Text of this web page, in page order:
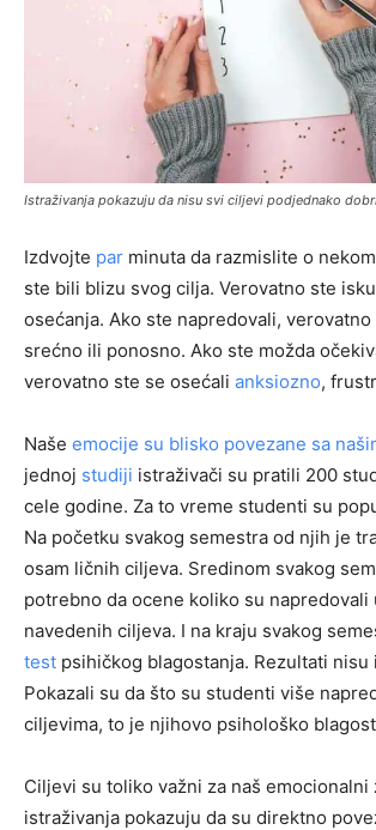
Istraživanja pokazuju da nisu svi ciljevi podjednako
Izdvojte par minuta da razmislite o
ste bili blizu svog cilja. Verovatno ste
osećanja. Ako ste napredovali,
srećno ili ponosno. Ako ste možda
verovatno ste se osećali anksiozno,
Naše emocije su blisko povezane sa
jednoj studiji istraživači su pratili 200
cele godine. Za to vreme studenti su
Na početku svakog semestra od njih je
osam ličnih ciljeva. Sredinom svakog
potrebno da ocene koliko su napredovali
navedenih ciljeva. I na kraju svakog
test psihičkog blagostanja. Rezultati nisu
Pokazali su da što su studenti više
ciljevima, to je njihovo psihološko
Ciljevi su toliko važni za naš emocionalni
istraživanja pokazuju da su direktno